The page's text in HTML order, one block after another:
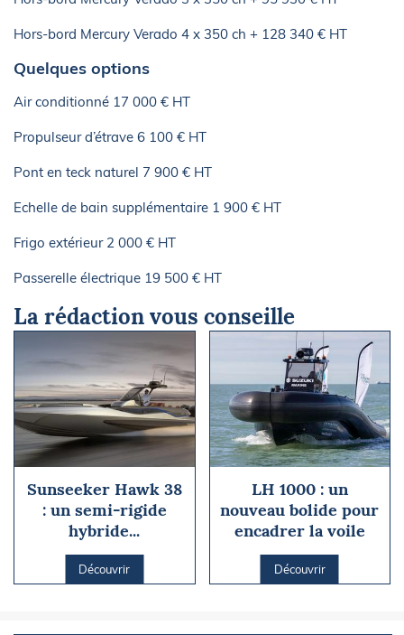
Hors-bord Mercury Verado 4 x 350 ch + 128 340 € HT
Quelques options
Air conditionné 17 000 € HT
Propulseur d’étrave 6 100 € HT
Pont en teck naturel 7 900 € HT
Echelle de bain supplémentaire 1 900 € HT
Frigo extérieur 2 000 € HT
Passerelle électrique 19 500 € HT
La rédaction vous conseille
Sunseeker Hawk 38
: un semi-rigide
hybride...
Découvrir
LH 1000 : un
nouveau bolide pour
encadrer la voile
Découvrir